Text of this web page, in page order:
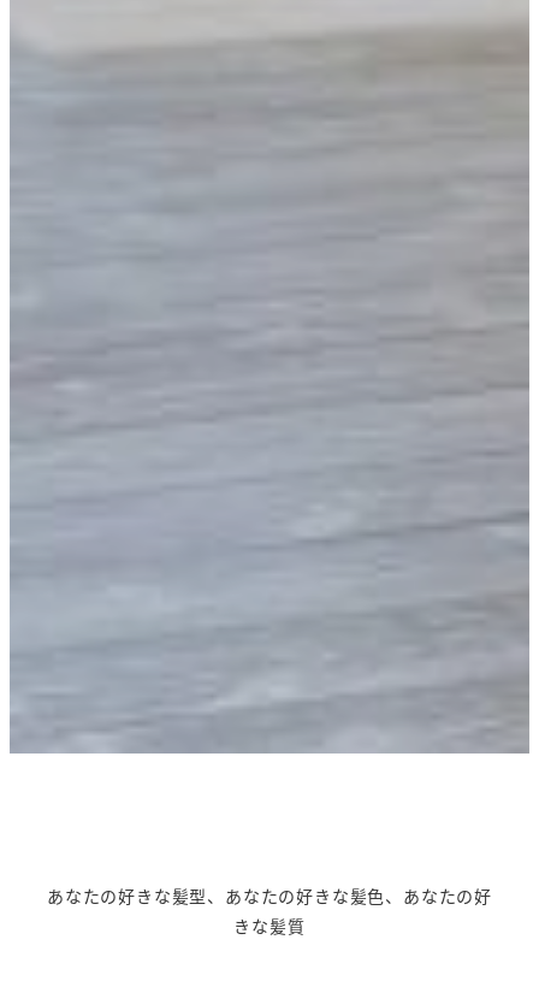
あなたの好きな髪型、あなたの好きな髪色、あなたの好
きな髪質